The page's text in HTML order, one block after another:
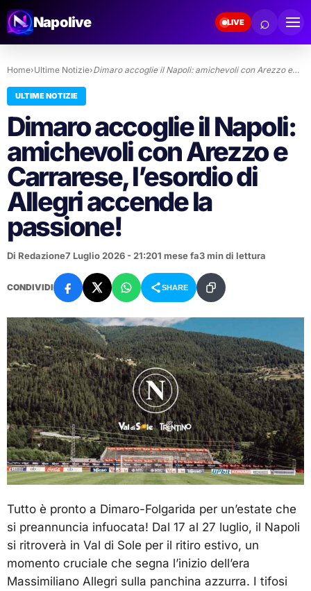
Napolive LIVE ⌕
Home›Ultime Notizie›Dimaro accoglie il Napoli: amichevoli con Arezzo e…
ULTIME NOTIZIE
Dimaro accoglie il Napoli:
amichevoli con Arezzo e
Carrarese, l’esordio di
Allegri accende la
passione!
Di Redazione7 Luglio 2026 - 21:201 mese fa3 min di lettura
CONDIVIDI SHARE
Tutto è pronto a Dimaro-Folgarida per un’estate che
si preannuncia infuocata! Dal 17 al 27 luglio, il Napoli
si ritroverà in Val di Sole per il ritiro estivo, un
momento cruciale che segna l’inizio dell’era
Massimiliano Allegri sulla panchina azzurra. I tifosi